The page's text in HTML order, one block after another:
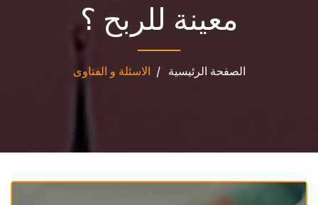
معينة للربح ؟
الصفحة الرئيسية الاسئلة و الفتاوى